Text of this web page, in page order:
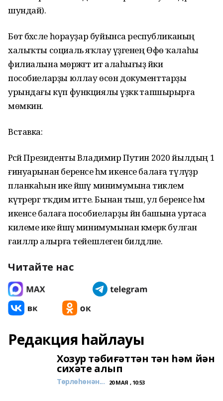
шундай).
Бөтә бәхәсле һорауҙар буйынса республиканың
халыҡты социаль яҡлау үҙәгенең Өфө ҡалаһы
филиалына мөрәжәғәт итә алаһығыҙ йәки
пособиеларҙы юллау өсөн документтарҙы
урындағы күп функциялы үҙәккә тапшырырға
мөмкин.
Вставка:
Рәсәй Президенты Владимир Путин 2020 йылдың 1
ғинуарынан беренсе һәм икенсе балаға түләүҙәр
планкаһын ике йәшәү минимумына тиклем
күтәрергә тәҡдим итте. Бынан тыш, ул беренсе һәм
икенсе балаға пособиеларҙы йән башына уртаса
килеме ике йәшәү минимумынан кәмерәк булған
ғаиләләр алырға тейешлеген билдәләне.
Читайте нас
Редакция һайлауы
Хозур тәбиғәттән тән һәм йән
сихәте алып
Төрлөһөнән... 20 МАЯ , 10:53